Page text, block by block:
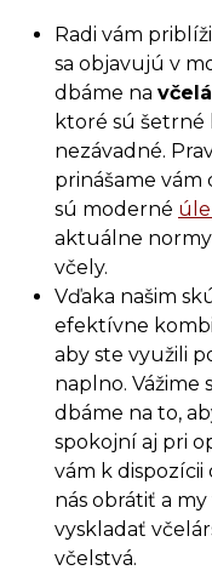
Radi vám
sa objavujú v
dbáme na
ktoré sú šetrné
nezávadné.
prinášame vám
sú moderné
aktuálne
včely.
Vďaka našim
efektívne
aby ste využili
naplno. Vážime
dbáme na to,
spokojní aj pri
vám k dispozícii
nás obrátiť a
vyskladať
včelstvá.